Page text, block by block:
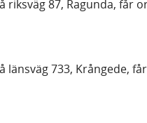
riksväg 87, Ragunda, får
länsväg 733, Krångede,